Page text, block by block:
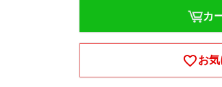
お
カ